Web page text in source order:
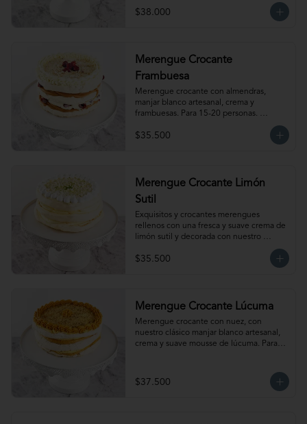
$38.000
Merengue Crocante
Frambuesa
Merengue crocante con almendras,
manjar blanco artesanal, crema y
frambuesas. Para 15-20 personas.
descongelar 2.5 a 3.5 horas a
$35.500
Merengue Crocante Limón
Sutil
Exquisitos y crocantes merengues
rellenos con una fresca y suave crema de
limón sutil y decorada con nuestro
personas. Producto congelado, se
recomienda descongelar de 1 a 2 horas a
$35.500
Merengue Crocante Lúcuma
Merengue crocante con nuez, con
nuestro clásico manjar blanco artesanal,
crema y suave mousse de lúcuma. Para
temperatura ambiente antes de servir.
$37.500